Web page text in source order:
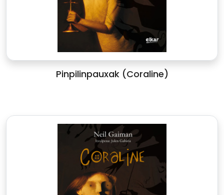
Pinpilinpauxak (Coraline)